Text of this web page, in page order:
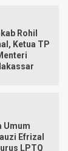
Rohil
Ketua TP
Umum
Efrizal
LPTQ